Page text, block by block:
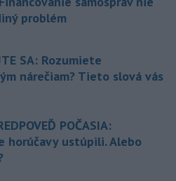
problém
SA: Rozumiete
nárečiam? Tieto slová vás
POČASIA:
horúčavy ustúpili. Alebo